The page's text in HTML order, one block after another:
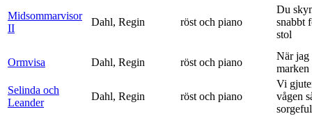
Midsommarvisor
II
Dahl, Regin röst och piano
Du
snabbt
stol
Ormvisa Dahl, Regin röst och piano
När jag
marken
Selinda och
Leander
Dahl, Regin röst och piano
Vi
vågen